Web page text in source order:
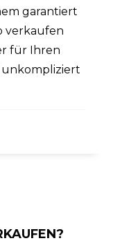
garantiert
verkaufen
für Ihren